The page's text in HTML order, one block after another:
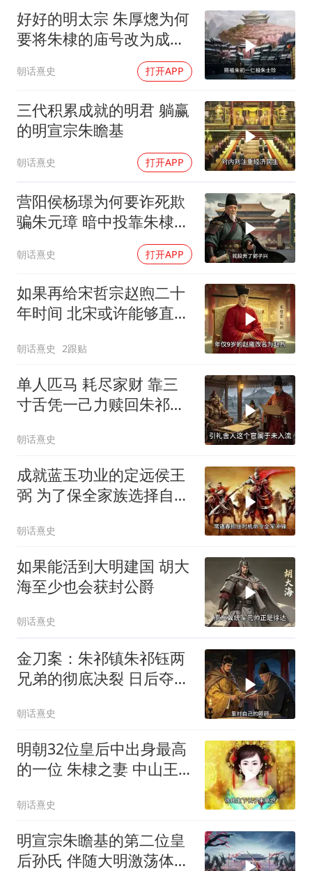
几元成本的AI广告导致千万市值蒸发
乐享全民健身 共筑健康中国
好好的明太宗 朱厚熜为何
要将朱棣的庙号改为成
朝话熹史 打开APP
三代积累成就的明君 躺赢
的明宣宗朱瞻基
朝话熹史 打开APP
营阳侯杨璟为何要诈死欺
骗朱元璋 暗中投靠朱棣
朝话熹史 打开APP
如果再给宋哲宗赵煦二十
年时间 北宋或许能够直追
朝话熹史 2跟贴
单人匹马 耗尽家财 靠三
寸舌凭一己力赎回朱祁镇
朝话熹史
成就蓝玉功业的定远侯王
弼 为了保全家族选择自我
朝话熹史
如果能活到大明建国 胡大
海至少也会获封公爵
朝话熹史
金刀案：朱祁镇朱祁钰两
兄弟的彻底决裂 日后夺门
朝话熹史
明朝32位皇后中出身最高
的一位 朱棣之妻 中山王
朝话熹史
明宣宗朱瞻基的第二位皇
后孙氏 伴随大明激荡体会